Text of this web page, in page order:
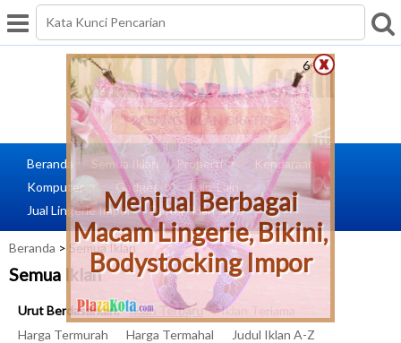
Menjual Berbagai
Macam Lingerie, Bikini,
Bodystocking Impor
5
PASANG IKLAN GRATIS
Beranda Semua Iklan Properti
Kendaraan
Komputer
Gadget
Lain-Lain
Jual Lingerie Impor
Daftar Iklan Saya
Beranda > Semua Iklan
Semua Iklan
Urut Berdasarkan: Iklan Terbaru
Iklan Terlama
Harga Termurah
Harga Termahal
Judul Iklan A-Z